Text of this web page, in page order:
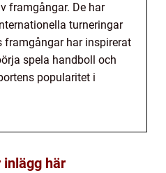
framgångar. De har
turneringar
framgångar har inspirerat
spela handboll och
popularitet i
inlägg här